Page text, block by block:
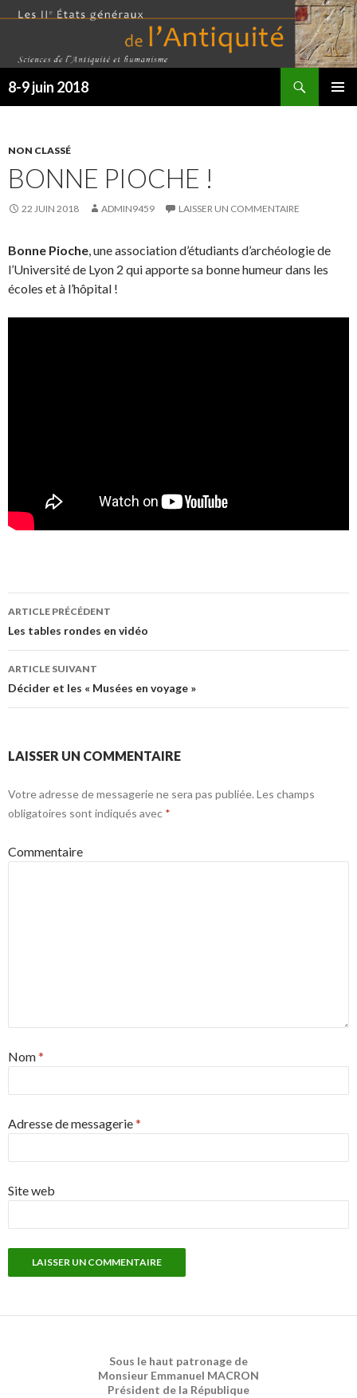
8-9 juin 2018
NON CLASSÉ
BONNE PIOCHE !
22 JUIN 2018 ADMIN9459 LAISSER UN COMMENTAIRE
Bonne Pioche, une association d’étudiants d’archéologie de
l’Université de Lyon 2 qui apporte sa bonne humeur dans les
écoles et à l’hôpital !
Navigation
des
articles
ARTICLE PRÉCÉDENT
Les tables rondes en vidéo
ARTICLE SUIVANT
Décider et les « Musées en voyage »
LAISSER UN COMMENTAIRE
Votre adresse de messagerie ne sera pas publiée. Les champs
obligatoires sont indiqués avec *
Commentaire
Nom*
Adresse de messagerie*
Site web
Sous le haut patronage de
Monsieur Emmanuel MACRON
Président de la République